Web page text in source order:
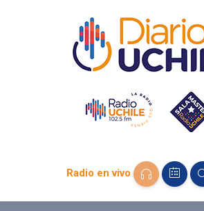
Radio en vivo